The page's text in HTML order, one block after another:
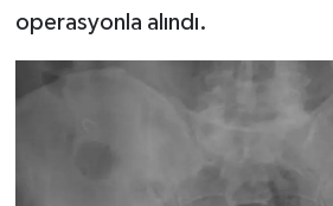
operasyonla alındı.